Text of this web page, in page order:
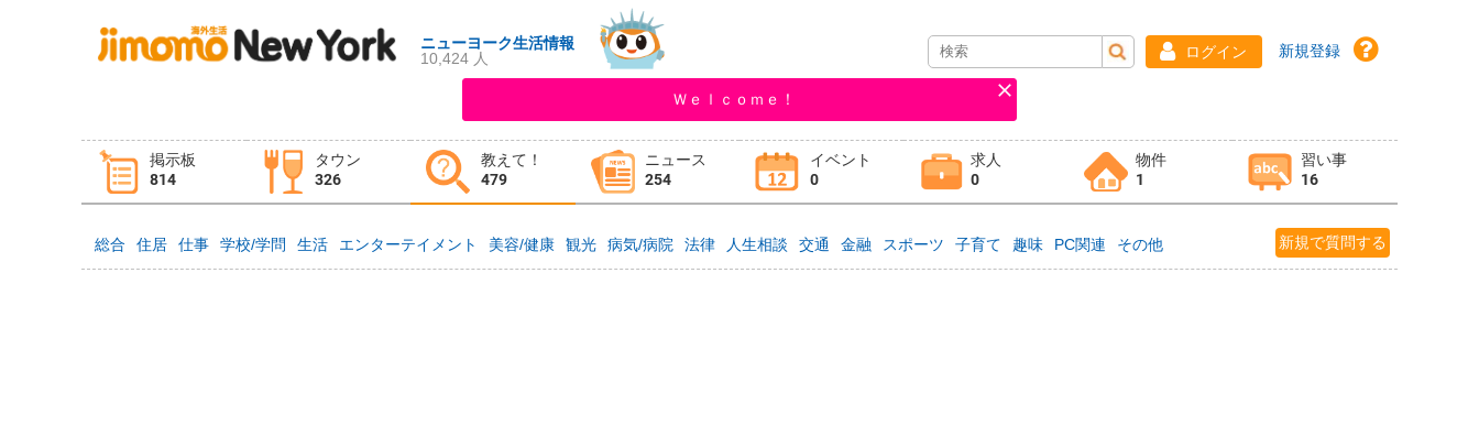
ニューヨーク生活情報
10,424 人
ログイン 新規登録
Ｗｅｌｃｏｍｅ！
掲示板
814
タウン
326
教えて！
479
ニュース
254
イベント
0
求人
0
物件
1
習い事
16
タウン情報 教えて！
イベント 求人
総合 住居 仕事 学校/学問 生活 エンターテイメント 美容/健康 観光 病気/病院 法律 人生相談 交通 金融 スポーツ 子育て 趣味 PC関連 その他 新規で質問する